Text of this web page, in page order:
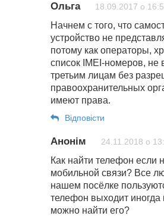
Ольга 18.09.2017 о
Начнем с того, что
устройство не
потому как операторы,
список IMEI-номеров, не
третьим лицам без
правоохранительных
имеют права.
Відповіcти
Анонім 24.11.2018 о
Как найти телефон если
мобильной связи? Все
нашем посёлке
телефон выходит иногда
можно найти его?